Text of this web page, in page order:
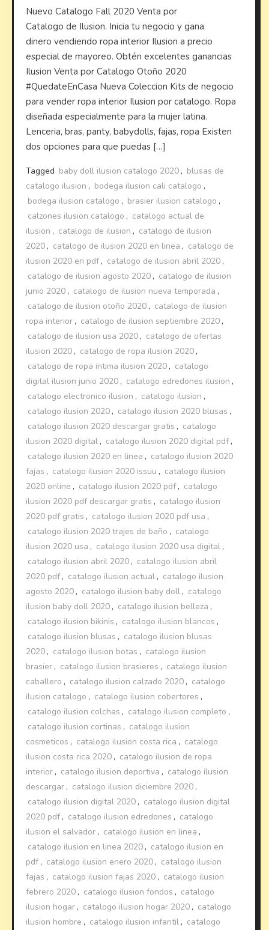
Nuevo Catalogo Fall 2020 Venta por
Catalogo de Ilusion. Inicia tu negocio y gana
dinero vendiendo ropa interior Ilusion a precio
especial de mayoreo. Obtén excelentes ganancias
Ilusion Venta por Catalogo Otoño 2020
#QuedateEnCasa Nueva Coleccion Kits de negocio
para vender ropa interior Ilusion por catalogo. Ropa
diseñada especialmente para la mujer latina.
Lenceria, bras, panty, babydolls, fajas, ropa Existen
dos opciones para que puedas […]
Tagged baby doll ilusion catalogo 2020 , blusas de
catalogo ilusion , bodega ilusion cali catalogo ,
bodega ilusion catalogo , brasier ilusion catalogo ,
calzones ilusion catalogo , catalogo actual de
ilusion , catalogo de ilusion , catalogo de ilusion
2020 , catalogo de ilusion 2020 en linea , catalogo de
ilusion 2020 en pdf , catalogo de ilusion abril 2020 ,
catalogo de ilusion agosto 2020 , catalogo de ilusion
junio 2020 , catalogo de ilusion nueva temporada ,
catalogo de ilusion otoño 2020 , catalogo de ilusion
ropa interior , catalogo de ilusion septiembre 2020 ,
catalogo de ilusion usa 2020 , catalogo de ofertas
ilusion 2020 , catalogo de ropa ilusion 2020 ,
catalogo de ropa intima ilusion 2020 , catalogo
digital ilusion junio 2020 , catalogo edredones ilusion ,
catalogo electronico ilusion , catalogo ilusion ,
catalogo ilusion 2020 , catalogo ilusion 2020 blusas ,
catalogo ilusion 2020 descargar gratis , catalogo
ilusion 2020 digital , catalogo ilusion 2020 digital pdf ,
catalogo ilusion 2020 en linea , catalogo ilusion 2020
fajas , catalogo ilusion 2020 issuu , catalogo ilusion
2020 online , catalogo ilusion 2020 pdf , catalogo
ilusion 2020 pdf descargar gratis , catalogo ilusion
2020 pdf gratis , catalogo ilusion 2020 pdf usa ,
catalogo ilusion 2020 trajes de baño , catalogo
ilusion 2020 usa , catalogo ilusion 2020 usa digital ,
catalogo ilusion abril 2020 , catalogo ilusion abril
2020 pdf , catalogo ilusion actual , catalogo ilusion
agosto 2020 , catalogo ilusion baby doll , catalogo
ilusion baby doll 2020 , catalogo ilusion belleza ,
catalogo ilusion bikinis , catalogo ilusion blancos ,
catalogo ilusion blusas , catalogo ilusion blusas
2020 , catalogo ilusion botas , catalogo ilusion
brasier , catalogo ilusion brasieres , catalogo ilusion
caballero , catalogo ilusion calzado 2020 , catalogo
ilusion catalogo , catalogo ilusion cobertores ,
catalogo ilusion colchas , catalogo ilusion completo ,
catalogo ilusion cortinas , catalogo ilusion
cosmeticos , catalogo ilusion costa rica , catalogo
ilusion costa rica 2020 , catalogo ilusion de ropa
interior , catalogo ilusion deportiva , catalogo ilusion
descargar , catalogo ilusion diciembre 2020 ,
catalogo ilusion digital 2020 , catalogo ilusion digital
2020 pdf , catalogo ilusion edredones , catalogo
ilusion el salvador , catalogo ilusion en linea ,
catalogo ilusion en linea 2020 , catalogo ilusion en
pdf , catalogo ilusion enero 2020 , catalogo ilusion
fajas , catalogo ilusion fajas 2020 , catalogo ilusion
febrero 2020 , catalogo ilusion fondos , catalogo
ilusion hogar , catalogo ilusion hogar 2020 , catalogo
ilusion hombre , catalogo ilusion infantil , catalogo